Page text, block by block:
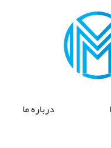
درباره ما